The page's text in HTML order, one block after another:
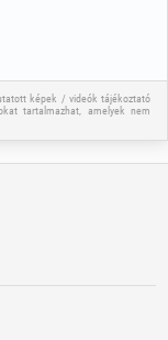
képek / videók tájékoztató
tartalmazhat, amelyek nem